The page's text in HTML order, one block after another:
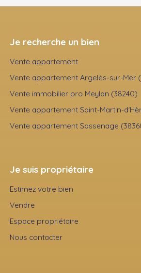
Je recherche un bien
Vente appartement
Vente appartement Argelès-sur-Mer
Vente immobilier pro Meylan (38240)
Vente appartement Saint-Martin-
Vente appartement Sassenage
Je suis propriétaire
Estimez votre bien
Vendre
Espace propriétaire
Nous contacter